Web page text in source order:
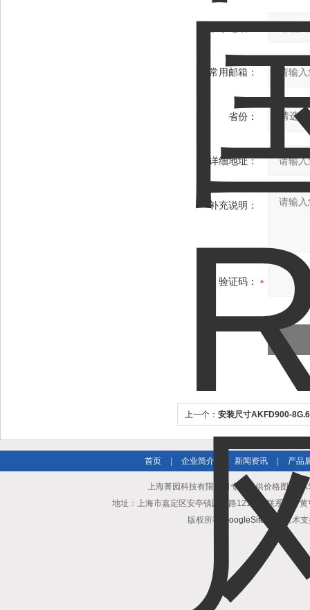
常用邮箱：
省份：
详细地址：
补充说明：
验证码：
上一个： 安装尺寸AKFD900-
Rosenberg风机
首页 企业简介 新闻资讯 产品
上海菁园科技有限公司专业提供价格图片
地址：上海市嘉定区安亭镇园区路1218号 联系人：
版权所有
GoogleSitemap 技术